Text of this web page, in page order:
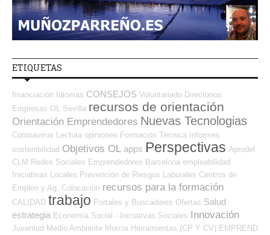
ETIQUETAS
financiación Idiomas CONSEJOS Voluntariado Directorios
Empresas OL
Sevilla recursos de orientación
Orientación Emprendedores Nuevas Tecnologias
Coronavirus Lectura opiniones Formación Técnica Informes
sostenibilidad Objetivos OL apps Perspectivas Aprodel
CLM Redes Sociales Emprendedores Barcelona empleabilidad
Iniciativas Locales Prevención de Riesgos Laborales Centros de
Empleo y Ag. Colocación recursos para la formación
CALIDAD trabajo Portales y Buscadores Ofertas Salud
estrategia Economía Social - Iniciativas Sociales Innovación
Juventud Medio Ambiente Murcia Herramientas (CP Y CV) EMPREND